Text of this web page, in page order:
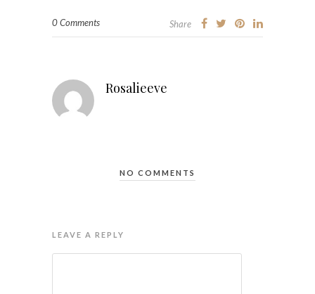
0 Comments Share
Rosalieeve
NO COMMENTS
LEAVE A REPLY